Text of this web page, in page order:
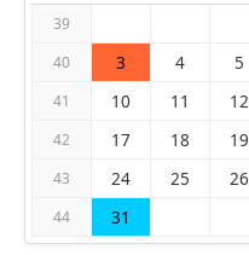
39
40 3 4 5
41 10 11 12
42 17 18 19
43 24 25 26
44 31